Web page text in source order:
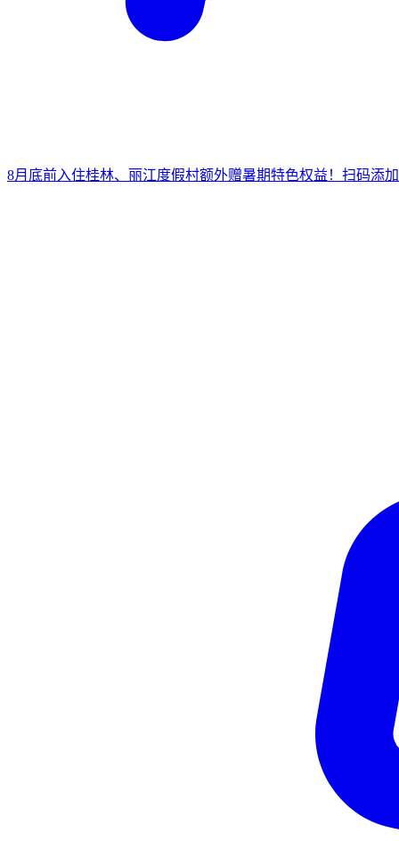
8月底前入住桂林、丽江度假村额外赠暑期特色权益！ 扫码添